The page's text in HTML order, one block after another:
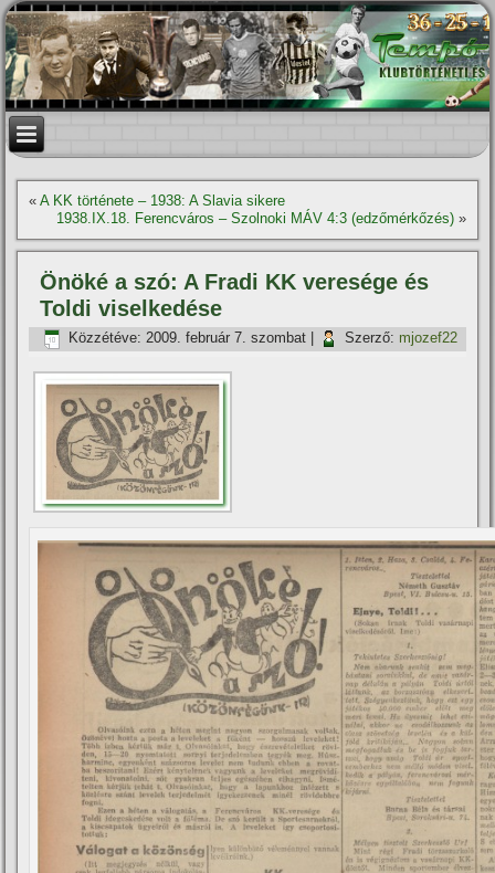
«A KK története – 1938: A Slavia sikere
1938.IX.18. Ferencváros – Szolnoki MÁV 4:3 (edzőmérkőzés)»
Önöké a szó: A Fradi KK veresége és
Toldi viselkedése
Közzétéve: 2009. február 7. szombat Szerző: mjozef22